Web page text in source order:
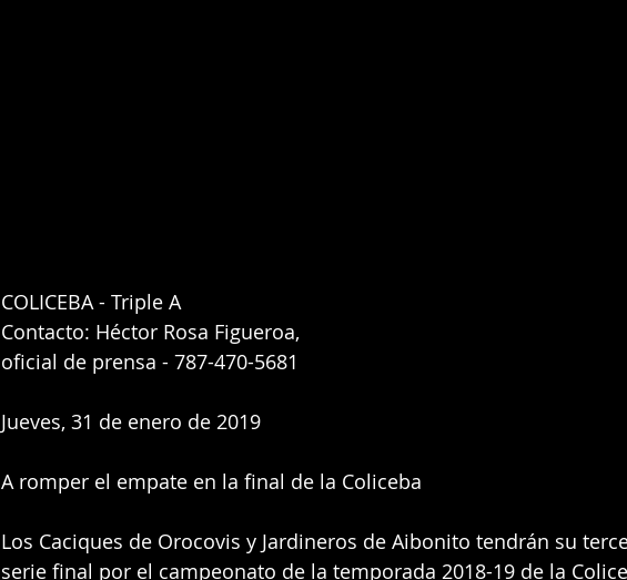
COLICEBA - Triple A
Contacto: Héctor Rosa Figueroa,
oficial de prensa - 787-470-5681
Jueves, 31 de enero de 2019
A romper el empate en la final de la Coliceba
Los Caciques de Orocovis y Jardineros de Aibonito tendrán su
serie final por el campeonato de la temporada 2018-19 de la